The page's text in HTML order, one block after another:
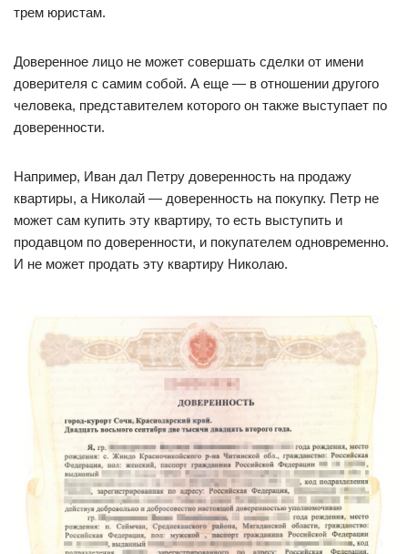
трем юристам.
Доверенное лицо не может совершать сделки от имени
доверителя с самим собой. А еще — в отношении другого
человека, представителем которого он также выступает по
доверенности.
Например, Иван дал Петру доверенность на продажу
квартиры, а Николай — доверенность на покупку. Петр не
может сам купить эту квартиру, то есть выступить и
продавцом по доверенности, и покупателем одновременно.
И не может продать эту квартиру Николаю.